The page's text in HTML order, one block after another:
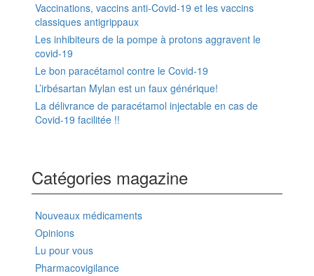
Vaccinations, vaccins anti-Covid-19 et les vaccins
classiques antigrippaux
Les inhibiteurs de la pompe à protons aggravent le
covid-19
Le bon paracétamol contre le Covid-19
L’irbésartan Mylan est un faux générique!
La délivrance de paracétamol injectable en cas de
Covid-19 facilitée !!
Catégories magazine
Nouveaux médicaments
Opinions
Lu pour vous
Pharmacovigilance